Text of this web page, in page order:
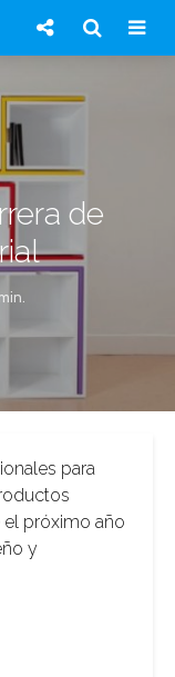
de
para
el próximo año
y